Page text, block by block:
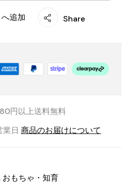
追加 Share
円以上送料無料
業日 商品のお届けについて
おもちゃ・知育